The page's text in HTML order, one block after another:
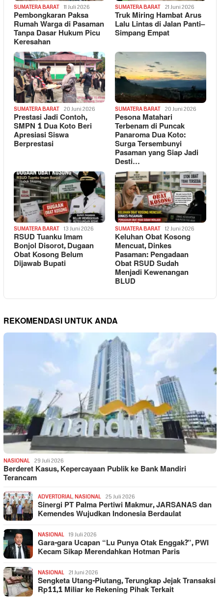
SUMATERA BARAT 11 Juli 2026
Pembongkaran Paksa
Rumah Warga di Pasaman
Tanpa Dasar Hukum Picu
Keresahan
SUMATERA BARAT 21 Juni 2026
Truk Miring Hambat Arus
Lalu Lintas di Jalan Panti–
Simpang Empat
SUMATERA BARAT 20 Juni 2026
Prestasi Jadi Contoh,
SMPN 1 Dua Koto Beri
Apresiasi Siswa
Berprestasi
SUMATERA BARAT 20 Juni 2026
Pesona Matahari
Terbenam di Puncak
Panaroma Dua Koto:
Surga Tersembunyi
Pasaman yang Siap Jadi
Desti…
SUMATERA BARAT 13 Juni 2026
RSUD Tuanku Imam
Bonjol Disorot, Dugaan
Obat Kosong Belum
Dijawab Bupati
SUMATERA BARAT 12 Juni 2026
Keluhan Obat Kosong
Mencuat, Dinkes
Pasaman: Pengadaan
Obat RSUD Sudah
Menjadi Kewenangan
BLUD
REKOMENDASI UNTUK ANDA
NASIONAL 29 Juli 2026
Berderet Kasus, Kepercayaan Publik ke Bank Mandiri
Terancam
ADVERTORIAL, NASIONAL 25 Juli 2026
Sinergi PT Palma Pertiwi Makmur, JARSANAS dan
Kemendes Wujudkan Indonesia Berdaulat
NASIONAL 19 Juli 2026
Gara-gara Ucapan “Lu Punya Otak Enggak?”, PWI
Kecam Sikap Merendahkan Hotman Paris
NASIONAL 21 Juni 2026
Sengketa Utang-Piutang, Terungkap Jejak Transaksi
Rp11,1 Miliar ke Rekening Pihak Terkait